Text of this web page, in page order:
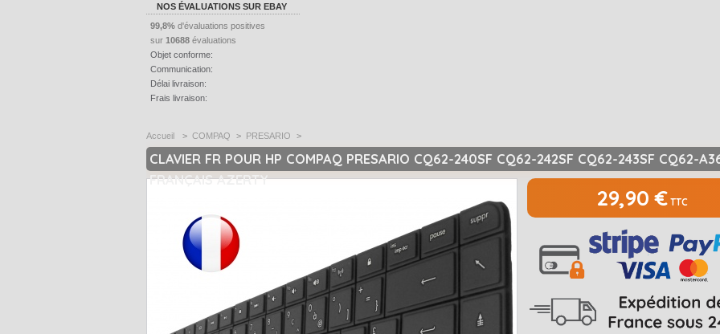
NOS ÉVALUATIONS SUR EBAY
99,8% d'évaluations positives
sur 10688 évaluations
Objet conforme:
Communication:
Délai livraison:
Frais livraison:
Accueil > COMPAQ > PRESARIO >
CLAVIER FR POUR HP COMPAQ PRESARIO CQ62-240SF CQ62-242SF CQ62-243SF CQ62-
FRANÇAIS AZERTY
29,90 € TTC